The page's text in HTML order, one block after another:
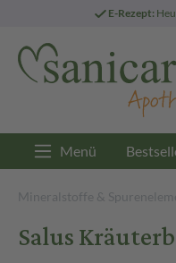
E-Rezept:
Menü
Mineralstoffe &
Salus